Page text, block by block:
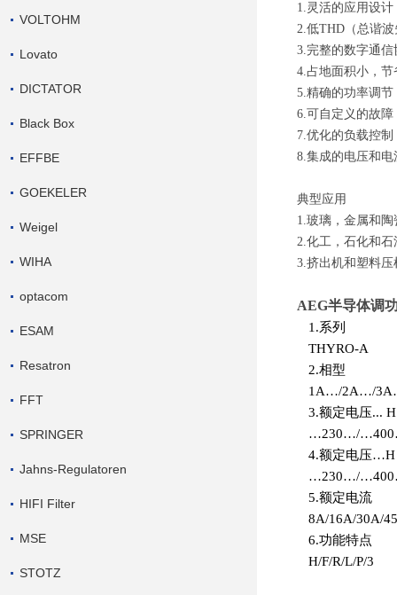
VOLTOHM
Lovato
DICTATOR
Black Box
EFFBE
GOEKELER
Weigel
WIHA
optacom
ESAM
Resatron
FFT
SPRINGER
Jahns-Regulatoren
HIFI Filter
MSE
STOTZ
1.灵活的应用设
2.低THD（总谐
3.完整的数字通信
4.占地面积小，
5.精确的功率调
6.可自定义的故
7.优化的负载控
8.集成的电压和
典型应用
1.玻璃，金属和
2.化工，石化和
3.挤出机和塑料
AEG半导体调
1.系列
THYRO-A
2.相型
1A…/2A…/
3.额定电压...
…230…/
4.额定电压…H
…230…/
5.额定电流
8A/16A/30A/
6.功能特点
H/F/R/L/P/3